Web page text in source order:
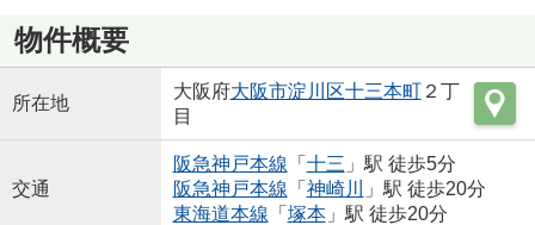
物件概要
所在地
大阪府大阪市淀川区十三本町２丁
目
交通
阪急神戸本線 「 十三 」駅 徒歩5分
阪急神戸本線 「 神崎川
」駅 徒歩20分
東海道本線 「 塚本」駅 徒歩20分